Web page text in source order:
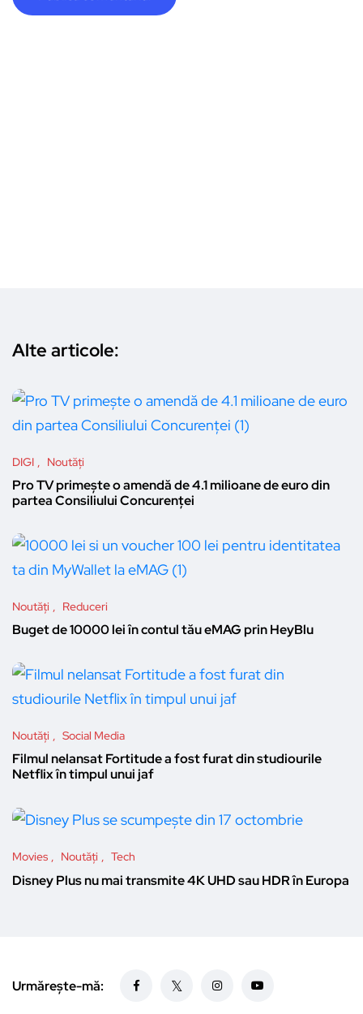
Alte articole:
DIGI Noutăți
Pro TV primește o amendă de 4.1 milioane de euro din
partea Consiliului Concurenței
Noutăți Reduceri
Buget de 10000 lei în contul tău eMAG prin HeyBlu
Noutăți Social Media
Filmul nelansat Fortitude a fost furat din studiourile
Netflix în timpul unui jaf
Movies Noutăți Tech
Disney Plus nu mai transmite 4K UHD sau HDR în Europa
Urmărește-mă: